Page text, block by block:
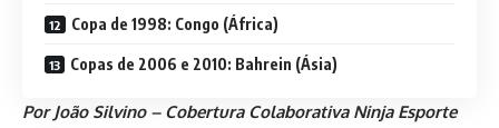
Copa de 1998: Congo (África)
Copas de 2006 e 2010: Bahrein (Ásia)
Por João Silvino – Cobertura Colaborativa Ninja Esporte